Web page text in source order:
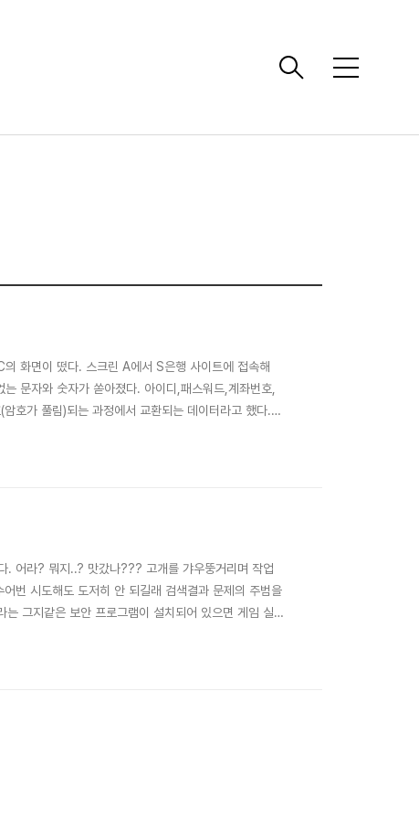
메
화면이 떴다. 스크린 A에서 S은행 사이트에 접속해
문자와 숫자가 쏟아졌다. 아이디,패스워드,계좌번호,
호가 풀림)되는 과정에서 교환되는 데이터라고 했다.(
. 어라? 뭐지..? 맛갔나??? 고개를 갸우뚱거리며 작업
번 시도해도 도저히 안 되길래 검색결과 문제의 주범을
그지같은 보안 프로그램이 설치되어 있으면 게임 실